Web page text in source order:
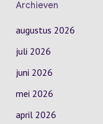
Archieven
augustus 2026
juli 2026
juni 2026
mei 2026
april 2026